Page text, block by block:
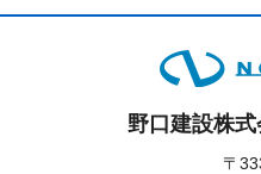
野口建設株
〒